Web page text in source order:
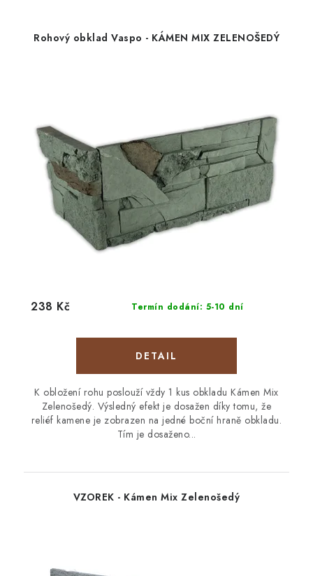
Rohový obklad Vaspo - KÁMEN MIX ZELENOŠEDÝ
Termín dodání: 5-10 dní
238 Kč
K obložení rohu poslouží vždy 1 kus obkladu Kámen Mix
Zelenošedý. Výsledný efekt je dosažen díky tomu, že
reliéf kamene je zobrazen na jedné boční hraně obkladu.
Tím je dosaženo...
VZOREK - Kámen Mix Zelenošedý